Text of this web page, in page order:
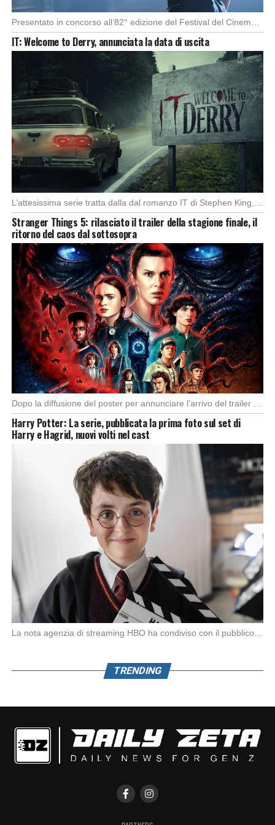
Presentato in concorso all’82° edizione del Festival del Cinema di Venezia, con l’impeccabile interpretazione di […]
IT: Welcome to Derry, annunciata la data di uscita
L’attesissima serie tratta dalla dal romanzo IT di Stephen King, arriverà anche in Italia, molto […]
Stranger Things 5: rilasciato il trailer della stagione finale, il
ritorno del caos dal sottosopra
Harry Potter: La serie, pubblicata la prima foto sul set di
Harry e Hagrid, nuovi volti nel cast
TRENDING